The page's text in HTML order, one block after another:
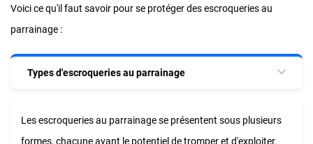
Voici ce qu'il faut savoir pour se protéger des escroqueries au
parrainage :
Types d'escroqueries au parrainage
Les escroqueries au parrainage se présentent sous plusieurs
formes, chacune ayant le potentiel de tromper et d'exploiter.